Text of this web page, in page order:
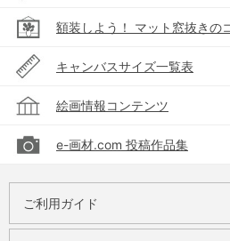
額装しよう！ マット窓抜きの
キャンバスサイズ一覧表
絵画情報コンテンツ
e-画材.com 投稿作品集
ご利用ガイド